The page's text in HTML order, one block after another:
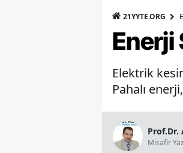
21YYTE.ORG
Enerji
Elektrik
Pahalı
Prof.Dr.
Misafir